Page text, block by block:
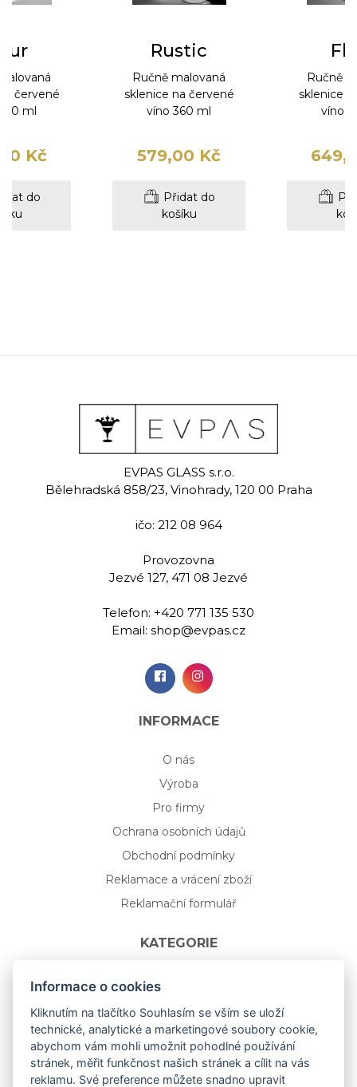
červené
ml
Kč
do
Rustic
Ručně malovaná
sklenice na červené
víno 360 ml
579,00 Kč
Přidat do
košíku
Ručně
sklenice
víno
Tender
Ručně malovaná
sklenice na červené
589,00 Kč
Přidat do
košíku
Ručně
EVPAS GLASS s.r.o.
Bělehradská 858/23, Vinohrady, 120 00 Praha
ičo: 212 08 964
Provozovna
Jezvé 127, 471 08 Jezvé
Telefon: +420 771 135 530
Email: shop@evpas.cz
INFORMACE
O nás
Výroba
Pro firmy
Ochrana osobních údajů
Obchodní podmínky
Reklamace a vrácení zboží
Reklamační formulář
KATEGORIE
Nápojové sklo
Bydlení
Dárkový poukaz na míru
Mystery box
Kolekce
Informace o cookies
Kliknutím na tlačítko Souhlasím se vším se uloží
technické, analytické a marketingové soubory cookie,
abychom vám mohli umožnit pohodlné používání
stránek, měřit funkčnost našich stránek a cílit na vás
reklamu. Své preference můžete snadno upravit